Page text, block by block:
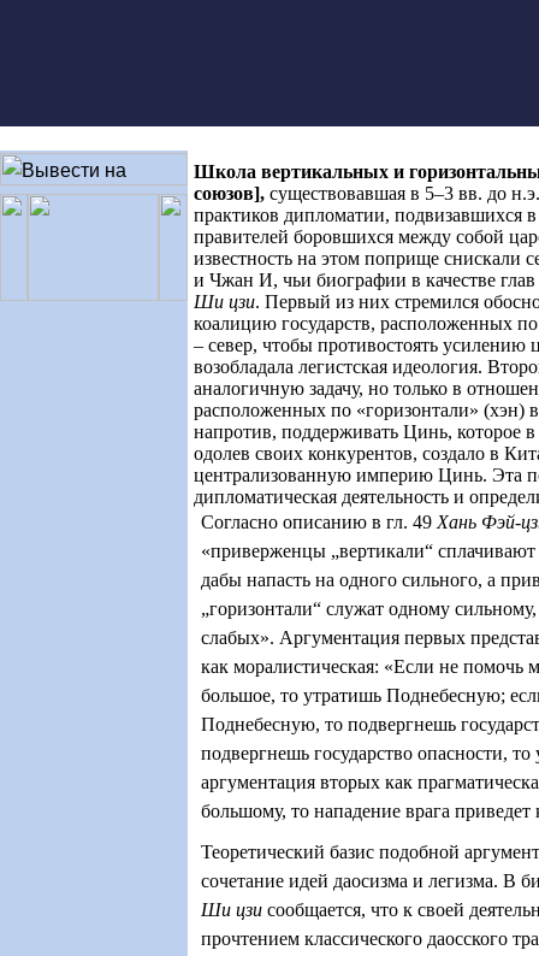
Школа вертикальных и
союзов], существовавшая в 5–3 вв. до
практиков дипломатии, подвизавшихся в
правителей боровшихся между собой
известность на этом поприще снискали
и Чжан И, чьи биографии в качестве
Ши цзи. Первый из них стремился
коалицию государств, расположенных
– север, чтобы противостоять усилению
возобладала легистская идеология.
аналогичную задачу, но только в
расположенных по «горизонтали» (хэн)
напротив, поддерживать Цинь, которое в
одолев своих конкурентов, создало в
централизованную империю Цинь. Эта
дипломатическая деятельность и
Согласно описанию в гл. 49 Хань Фэй-
«приверженцы „вертикали“
дабы напасть на одного сильного, а
„горизонтали“ служат одному
слабых». Аргументация первых
как моралистическая: «Если не помочь
большое, то утратишь Поднебесную;
Поднебесную, то подвергнешь
подвергнешь государство опасности,
аргументация вторых как
большому, то нападение врага приведет
Теоретический базис подобной
сочетание идей даосизма и легизма. В
Ши цзи сообщается, что к своей
прочтением классического даосского